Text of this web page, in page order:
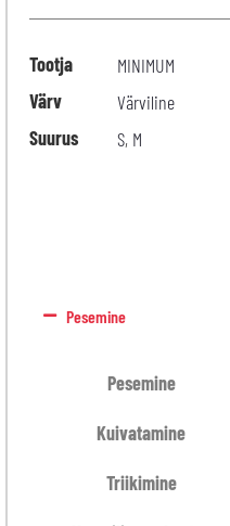
Tootja
MINIMUM
Värv
Värviline
Suurus
S, M
Pesemine
Pesemine
Kuivatamine
Triikimine